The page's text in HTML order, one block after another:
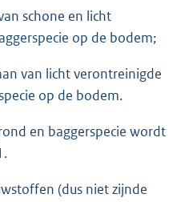
schone en licht
op de bodem;
van licht verontreinigde
op de bodem.
en baggerspecie wordt
(dus niet zijnde